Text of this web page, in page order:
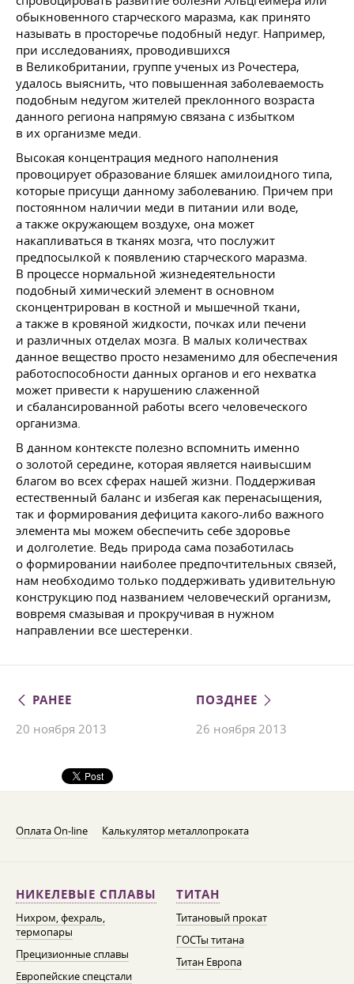
обыкновенного старческого маразма, как принято
называть в просторечье подобный недуг. Например,
при исследованиях, проводившихся
в Великобритании, группе ученых из Рочестера,
удалось выяснить, что повышенная заболеваемость
подобным недугом жителей преклонного возраста
данного региона напрямую связана с избытком
в их организме меди.
Высокая концентрация медного наполнения
провоцирует образование бляшек амилоидного типа,
которые присущи данному заболеванию. Причем при
постоянном наличии меди в питании или воде,
а также окружающем воздухе, она может
накапливаться в тканях мозга, что послужит
предпосылкой к появлению старческого маразма.
В процессе нормальной жизнедеятельности
подобный химический элемент в основном
сконцентрирован в костной и мышечной ткани,
а также в кровяной жидкости, почках или печени
и различных отделах мозга. В малых количествах
данное вещество просто незаменимо для обеспечения
работоспособности данных органов и его нехватка
может привести к нарушению слаженной
и сбалансированной работы всего человеческого
организма.
В данном контексте полезно вспомнить именно
о золотой середине, которая является наивысшим
благом во всех сферах нашей жизни. Поддерживая
естественный баланс и избегая как перенасыщения,
так и формирования дефицита какого-либо важного
элемента мы можем обеспечить себе здоровье
и долголетие. Ведь природа сама позаботилась
о формировании наиболее предпочтительных связей,
нам необходимо только поддерживать удивительную
конструкцию под названием человеческий организм,
вовремя смазывая и прокручивая в нужном
направлении все шестеренки.
РАНЕЕ
20 ноября 2013
ПОЗДНЕЕ
26 ноября 2013
Оплата On-line Калькулятор металлопроката
НИКЕЛЕВЫЕ СПЛАВЫ
Нихром, фехраль,
термопары
Прецизионные сплавы
Европейские спецстали
ТИТАН
Титановый прокат
ГОСТы титана
Титан Европа